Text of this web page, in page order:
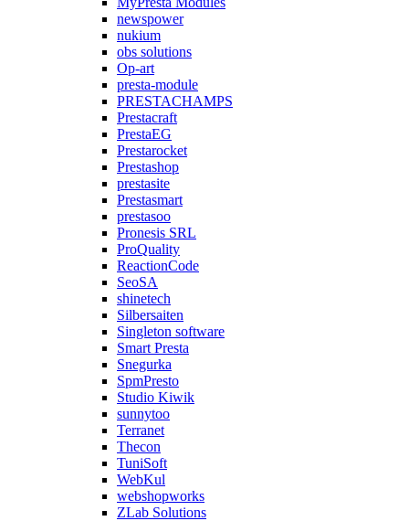
newspower
nukium
obs solutions
Op-art
presta-module
PRESTACHAMPS
Prestacraft
PrestaEG
Prestarocket
Prestashop
prestasite
Prestasmart
prestasoo
Pronesis SRL
ProQuality
ReactionCode
SeoSA
shinetech
Silbersaiten
Singleton software
Smart Presta
Snegurka
SpmPresto
Studio Kiwik
sunnytoo
Terranet
Thecon
TuniSoft
WebKul
webshopworks
ZLab Solutions